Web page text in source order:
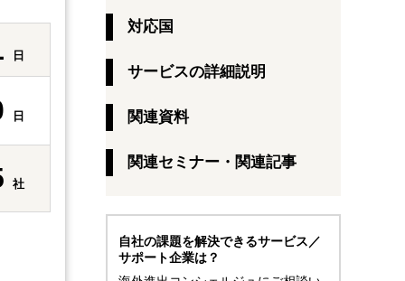
日
日
社
対応国
サービスの詳細説明
関連資料
関連セミナー・関連記事
自社の課題を解決できるサービス／
サポート企業は？